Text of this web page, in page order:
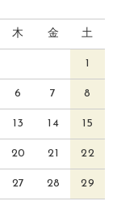
木 金 土
1
6 7 8
13 14 15
20 21 22
27 28 29